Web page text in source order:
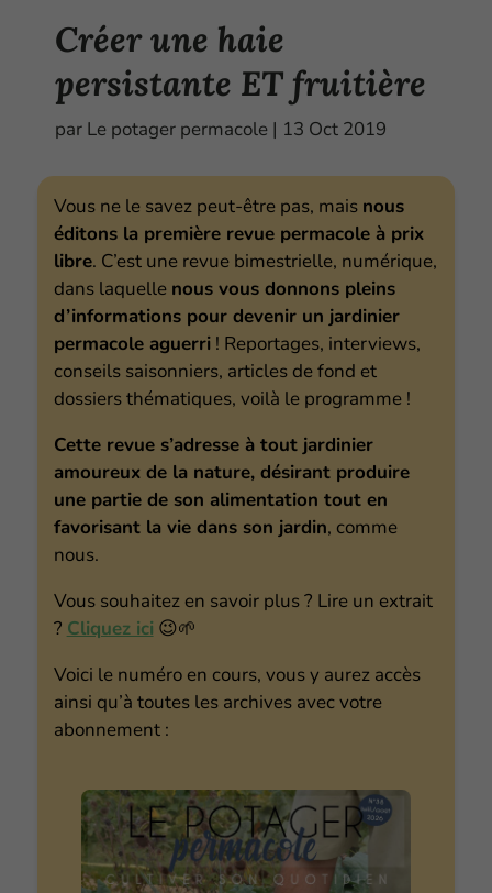
Créer une haie
persistante ET fruitière
par Le potager permacole | 13 Oct 2019
Vous ne le savez peut-être pas, mais nous
éditons la première revue permacole à prix
libre. C’est une revue bimestrielle, numérique,
dans laquelle nous vous donnons pleins
d’informations pour devenir un jardinier
permacole aguerri! Reportages, interviews,
conseils saisonniers, articles de fond et
dossiers thématiques, voilà le programme !
Cette revue s’adresse à tout jardinier
amoureux de la nature, désirant produire
une partie de son alimentation tout en
favorisant la vie dans son jardin, comme
nous.
Vous souhaitez en savoir plus ? Lire un extrait
? Cliquez ici 😉🌱
Voici le numéro en cours, vous y aurez accès
ainsi qu’à toutes les archives avec votre
abonnement :